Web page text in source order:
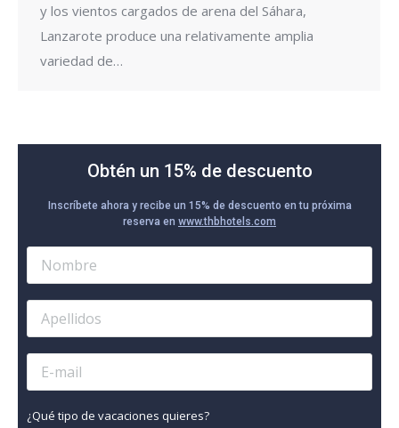
y los vientos cargados de arena del Sáhara,
Lanzarote produce una relativamente amplia
variedad de…
Obtén un 15% de descuento
Inscríbete ahora y recibe un 15% de descuento en tu próxima
reserva en www.thbhotels.com
¿Qué tipo de vacaciones quieres?